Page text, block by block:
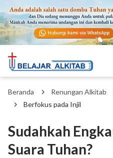
Beranda Renungan Alkitab
Berfokus pada Injil
Sudahkah
Suara Tuhan?